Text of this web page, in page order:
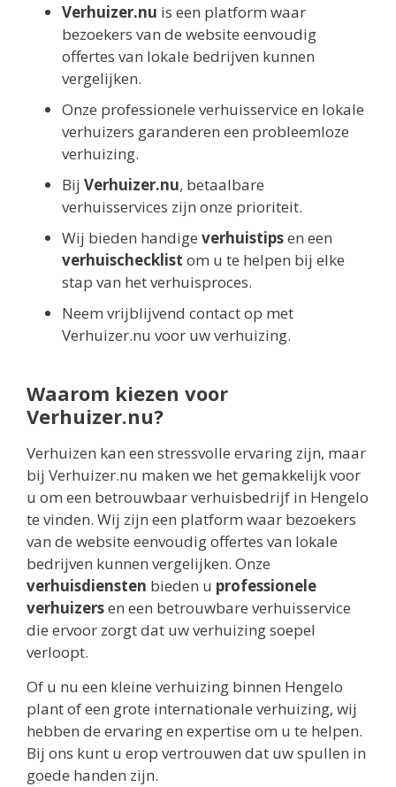
Verhuizer.nu is een platform waar
bezoekers van de website eenvoudig
offertes van lokale bedrijven kunnen
vergelijken.
Onze professionele verhuisservice en lokale
verhuizers garanderen een probleemloze
verhuizing.
Bij Verhuizer.nu, betaalbare
verhuisservices zijn onze prioriteit.
Wij bieden handige verhuistipsen een
verhuischecklist om u te helpen bij elke
stap van het verhuisproces.
Neem vrijblijvend contact op met
Verhuizer.nu voor uw verhuizing.
Waarom kiezen voor
Verhuizer.nu?
Verhuizen kan een stressvolle ervaring zijn, maar
bij Verhuizer.nu maken we het gemakkelijk voor
u om een betrouwbaar verhuisbedrijf in Hengelo
te vinden. Wij zijn een platform waar bezoekers
van de website eenvoudig offertes van lokale
bedrijven kunnen vergelijken. Onze
verhuisdiensten bieden u professionele
verhuizersen een betrouwbare verhuisservice
die ervoor zorgt dat uw verhuizing soepel
verloopt.
Of u nu een kleine verhuizing binnen Hengelo
plant of een grote internationale verhuizing, wij
hebben de ervaring en expertise om u te helpen.
Bij ons kunt u erop vertrouwen dat uw spullen in
goede handen zijn.